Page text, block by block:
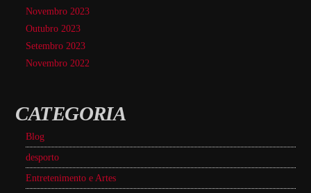
Novembro 2023
Outubro 2023
Setembro 2023
Novembro 2022
CATEGORIA
Blog
desporto
Entretenimento e Artes